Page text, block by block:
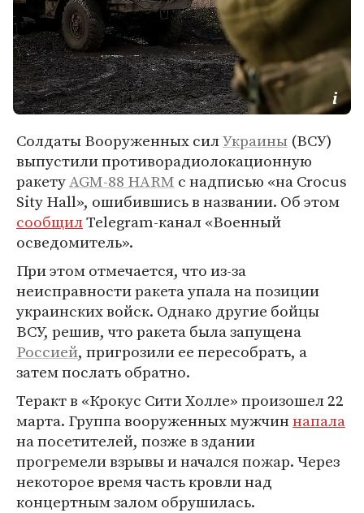
Солдаты Вооруженных силУкраины (ВСУ)
выпустили противорадиолокационную
ракетуAGM-88 HARM с надписью «на Crocus
Sity Hall», ошибившись в названии. Об этом
сообщилTelegram-канал «Военный
осведомитель».
При этом отмечается, что из-за
неисправности ракета упала на позиции
украинских войск. Однако другие бойцы
ВСУ, решив, что ракета была запущена
Россией, пригрозили ее пересобрать, а
затем послать обратно.
Теракт в «Крокус Сити Холле» произошел 22
марта. Группа вооруженных мужчиннапала
на посетителей, позже в здании
прогремели взрывы и начался пожар. Через
некоторое время часть кровли над
концертным залом обрушилась.